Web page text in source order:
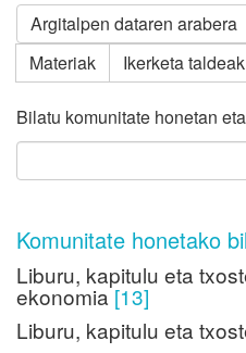
Argitalpen dataren arabera
Materiak
Ikerketa taldeak
Bilatu komunitate honetan
Komunitate honetako
Liburu, kapitulu eta
ekonomia[13]
Liburu, kapitulu eta